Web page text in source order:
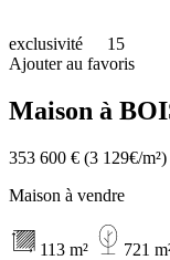
exclusivité
15
Ajouter au favoris
Maison à
353 600 € (3 129€/m²)
Maison à vendre
113 m² 721